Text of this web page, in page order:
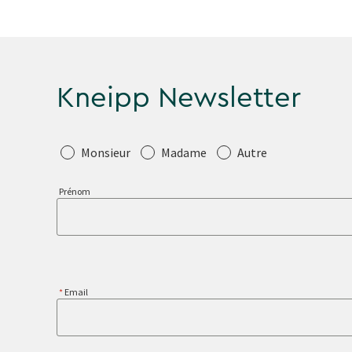
Kneipp Newsletter
Salutation
Monsieur Madame Autre
Prénom
Email